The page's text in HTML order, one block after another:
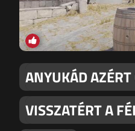
ANYUKÁD
VISSZATÉRT A